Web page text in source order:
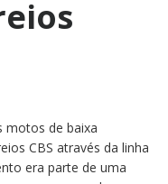
motos de baixa
CBS através da linha
era parte de uma